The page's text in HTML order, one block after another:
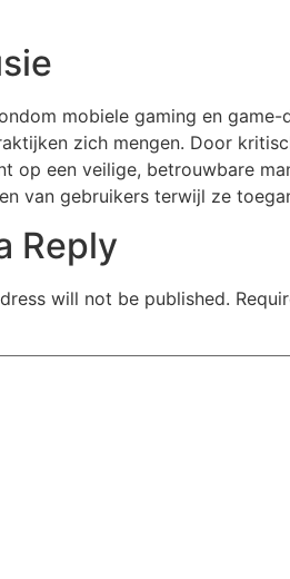
mobiele gaming en
zich mengen. Door
op een veilige, betrouwbare
van gebruikers terwijl ze
Reply
will not be published.